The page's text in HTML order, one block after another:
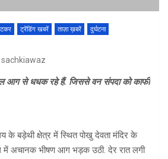
ट्रेंडिंग खबरें ताज़ा ख़बरें
दुर्घटना
sachkiawaz
आग से धधक रहे हैं. जिससे वन संपदा को काफी
के बड़ेथी क्षेत्र में स्थित पोखु देवता मंदिर के
में अचानक भीषण आग भड़क उठी. देर रात लगी